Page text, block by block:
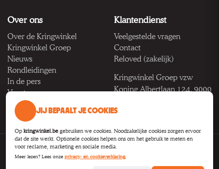
Over ons
Over de Kringwinkel
Kringwinkel Groep
Nieuws
Rondleidingen
In de pers
Vacatures
Klantendienst
Veelgestelde vragen
Contact
Reloved (zakelijk)
Kringwinkel Groep vzw
Koning Albertlaan 124, 9000
BTW BE 1033.922.208
PrivacyVoorwaardenToegankelijkheid
B2B
JIJ BEPAALT JE COOKIES
Op kringwinkel.be gebruiken we cookies. Noodzakelijke cookies zorgen ervoor
dat de site werkt. Optionele cookies helpen ons om het gebruik te meten en
voor reclame, marketing en sociale media.
Meer lezen? Lees onze privacy- en cookieverklaring.